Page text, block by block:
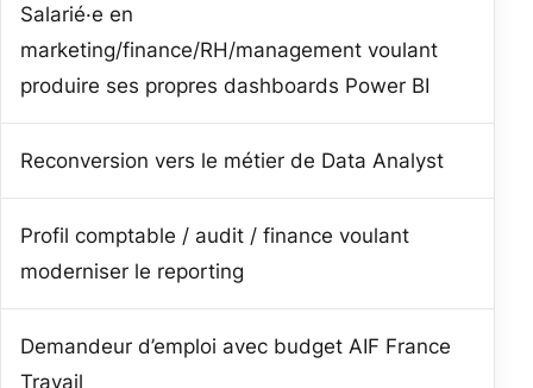
Salarié·e en
marketing/finance/RH/management voulant
produire ses propres dashboards Power BI
Reconversion vers le métier de Data Analyst
Profil comptable / audit / finance voulant
moderniser le reporting
Demandeur d’emploi avec budget AIF France
Travail